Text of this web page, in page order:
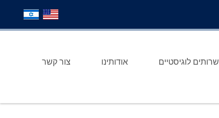
שרותים לוגיסטיים אודותינו צור קשר